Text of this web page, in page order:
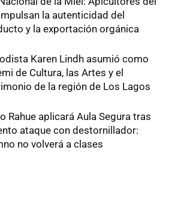
la autenticidad del
y la exportación orgánica
Karen Lindh asumió como
de Cultura, las Artes y el
de la región de Los Lagos
Rahue aplicará Aula Segura tras
ataque con destornillador:
no volverá a clases